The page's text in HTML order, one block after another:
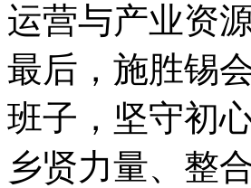
运营与产业资
最后，施胜锡
班子，坚守初
乡贤力量、整